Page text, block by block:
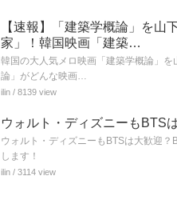
【速報】「建築学概論」を山
家」！韓国映画「建築…
韓国の大人気メロ映画「建築学概論」
論」がどんな映画…
ilin / 8139 view
ウォルト・ディズニーもBTS
ウォルト・ディズニーもBTSは大歓迎
します！
ilin / 3114 view